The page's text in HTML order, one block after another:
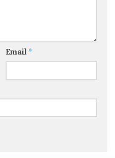
Email *